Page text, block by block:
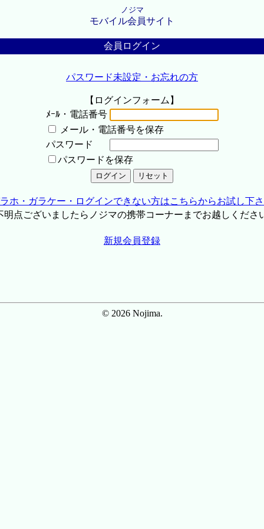
ノジマ
モバイル会員サイト
会員ログイン
パスワード未設定・お忘れの方
【ログインフォーム】
ﾒｰﾙ・電話番号
メール・電話番号を保存
パスワード
パスワードを保存
ホ・ガラケー・ログインできない方はこちらからお試し下
点ございましたらノジマの携帯コーナーまでお越しくださ
新規会員登録
© 2026 Nojima.